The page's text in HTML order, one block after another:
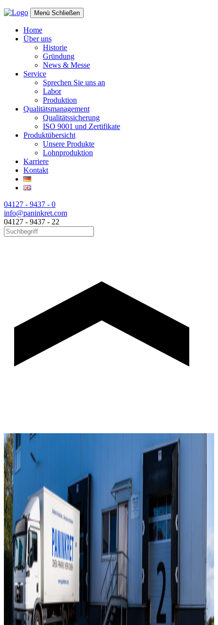
Menü Schließen
Home
Über uns
Historie
Gründung
News & Messe
Service
Sprechen Sie uns an
Labor
Produktion
Qualitätsmanagement
Qualitätssicherung
ISO 9001 und Zertifikate
Produktübersicht
Unsere Produkte
Lohnproduktion
Karriere
Kontakt
04127 - 9437 - 0
info@paninkret.com
04127 - 9437 - 22